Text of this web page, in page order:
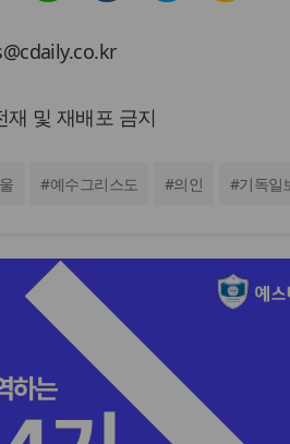
및 재배포 금지
#예수그리스도 #의인 #기독일